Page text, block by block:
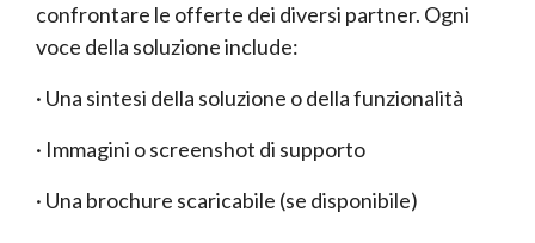
confrontare le offerte dei diversi partner. Ogni
voce della soluzione include:
· Una sintesi della soluzione o della funzionalità
· Immagini o screenshot di supporto
· Una brochure scaricabile (se disponibile)